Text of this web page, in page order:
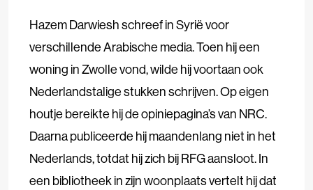
Hazem Darwiesh schreef in Syrië voor
verschillende Arabische media. Toen hij een
woning in Zwolle vond, wilde hij voortaan ook
Nederlandstalige stukken schrijven. Op eigen
houtje bereikte hij de opiniepagina’s van NRC.
Daarna publiceerde hij maandenlang niet in het
Nederlands, totdat hij zich bij RFG aansloot. In
een bibliotheek in zijn woonplaats vertelt hij dat